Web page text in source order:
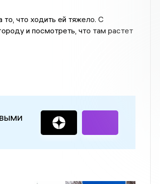
что ходить ей тяжело. С
и посмотреть, что там растет